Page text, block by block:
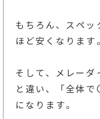
もちろん、スペッ
ほど安くなります
そして、メレーダ
と違い、「全体
になります。